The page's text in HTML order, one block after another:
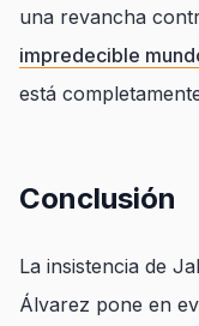
una revancha
impredecible
está
Conclusión
La insistencia de
Álvarez pone en